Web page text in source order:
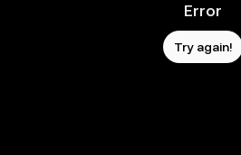
Error
Try again!